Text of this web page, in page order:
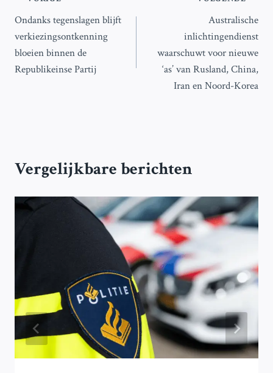
navigatie
Ondanks tegenslagen blijft
verkiezingsontkenning
bloeien binnen de
Republikeinse Partij
Australische
inlichtingendienst
waarschuwt voor nieuwe
‘as’ van Rusland, China,
Iran en Noord-Korea
Vergelijkbare berichten